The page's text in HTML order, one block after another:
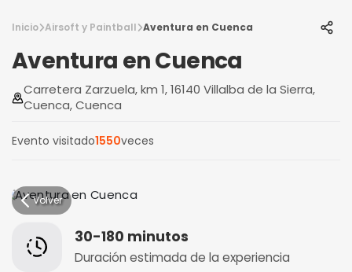
Inicio Airsoft y Paintball Aventura en Cuenca
Aventura en Cuenca
Carretera Zarzuela, km 1, 16140 Villalba de la Sierra,
Cuenca, Cuenca
Evento visitado1550veces
Volver
30-180 minutos
Duración estimada de la experiencia